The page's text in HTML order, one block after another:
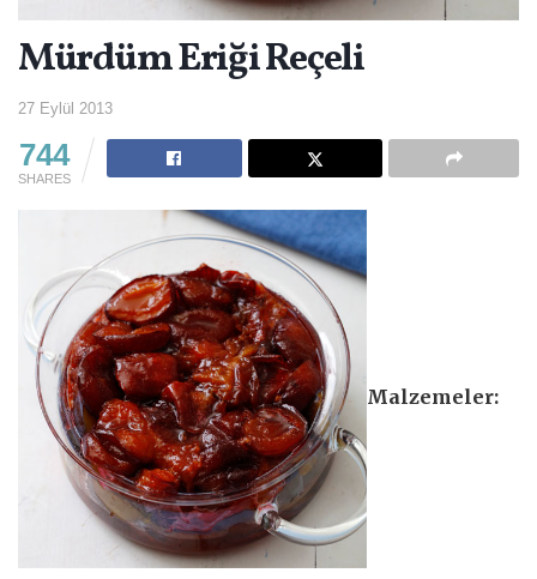
Mürdüm Eriği Reçeli
27 Eylül 2013
744
SHARES
Malzemeler: